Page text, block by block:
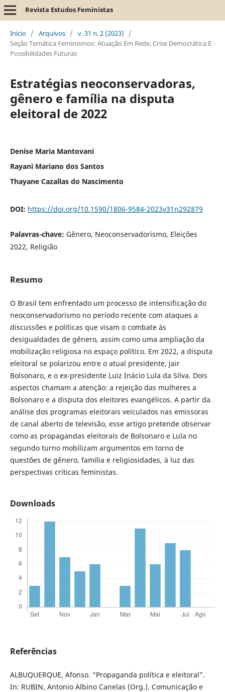
Revista Estudos Feministas
Início / Arquivos / v. 31 n. 2 (2023)
/
Seção Temática Feminismos: Atuação Em Rede, Crise Democrática E
Possibilidades Futuras
Estratégias neoconservadoras,
gênero e família na disputa
eleitoral de 2022
Denise Maria Mantovani
Rayani Mariano dos Santos
Thayane Cazallas do Nascimento
DOI: https://doi.org/10.1590/1806-9584-2023v31n292879
Palavras-chave: Gênero, Neoconservadorismo, Eleições
2022, Religião
Resumo
O Brasil tem enfrentado um processo de intensificação do
neoconservadorismo no período recente com ataques a
discussões e políticas que visam o combate às
desigualdades de gênero, assim como uma ampliação da
mobilização religiosa no espaço político. Em 2022, a disputa
eleitoral se polarizou entre o atual presidente, Jair
Bolsonaro, e o ex-presidente Luiz Inácio Lula da Silva. Dois
aspectos chamam a atenção: a rejeição das mulheres a
Bolsonaro e a disputa dos eleitores evangélicos. A partir da
análise dos programas eleitorais veiculados nas emissoras
de canal aberto de televisão, esse artigo pretende observar
como as propagandas eleitorais de Bolsonaro e Lula no
segundo turno mobilizam argumentos em torno de
questões de gênero, família e religiosidades, à luz das
perspectivas críticas feministas.
Downloads
Referências
ALBUQUERQUE, Afonso. “Propaganda política e eleitoral”.
In: RUBIN, Antonio Albino Canelas (Org.). Comunicação e